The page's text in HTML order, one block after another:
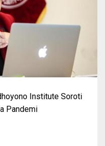
Institute Soroti
Pandemi